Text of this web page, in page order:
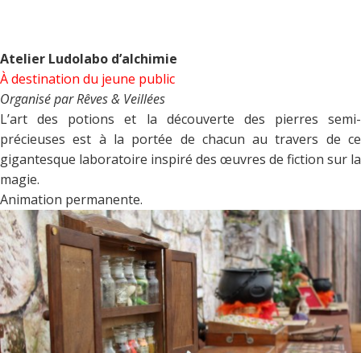
Atelier Ludolabo d’alchimie
À destination du jeune public
Organisé par Rêves & Veillées
L’art des potions et la découverte des pierres semi-
précieuses est à la portée de chacun au travers de ce
gigantesque laboratoire inspiré des œuvres de fiction sur la
magie.
Animation permanente.